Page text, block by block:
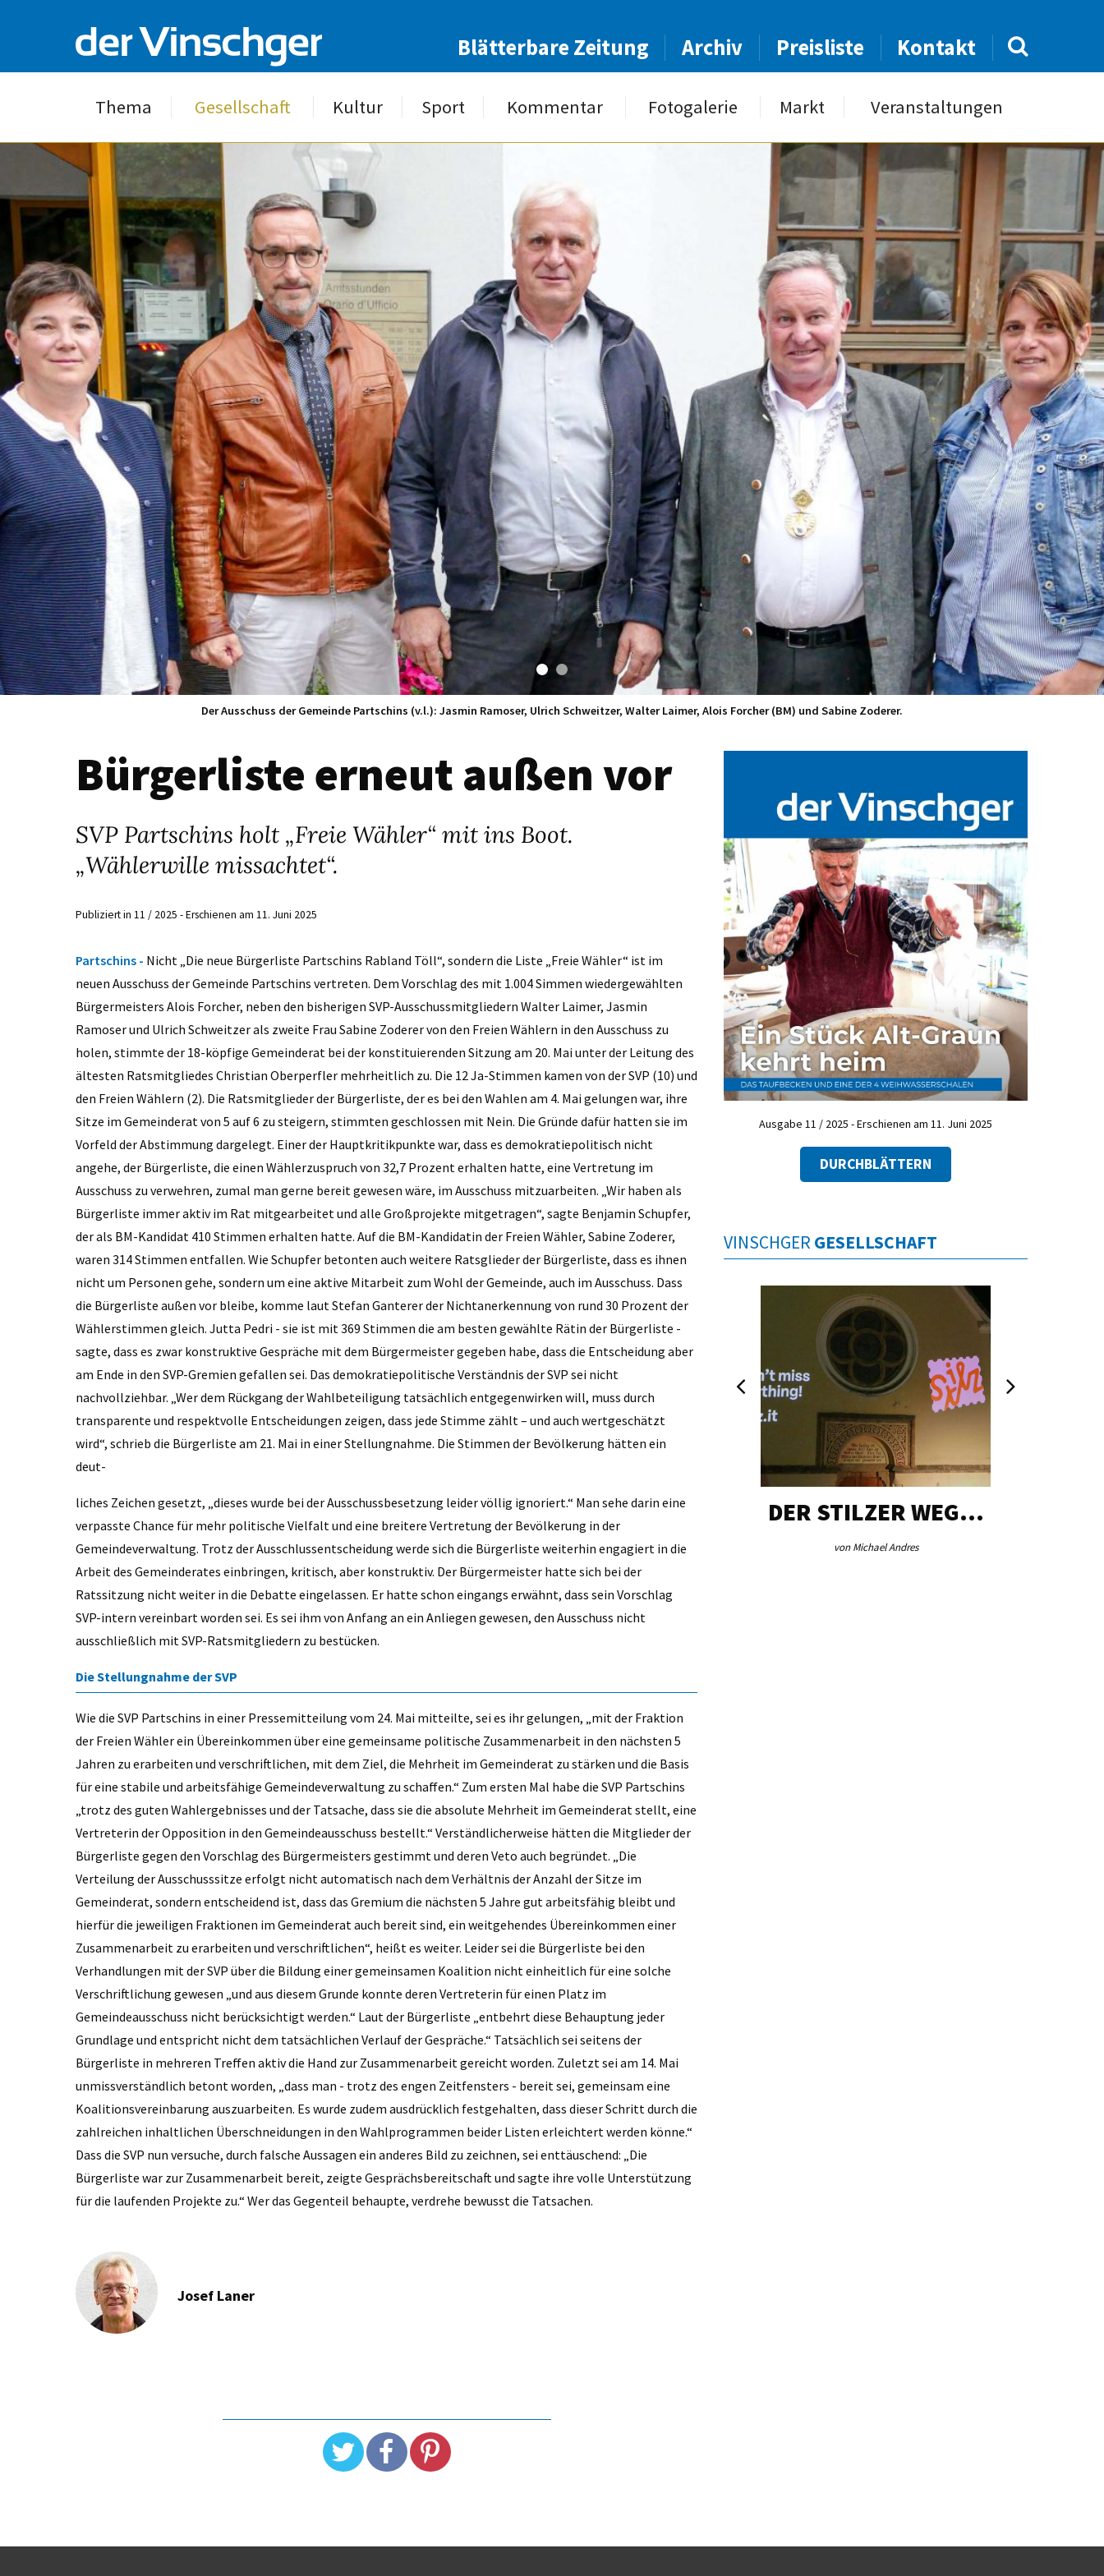
Blätterbare Zeitung Archiv Preisliste Kontakt
Thema Gesellschaft Kultur Sport Kommentar Fotogalerie Markt Veranstaltungen
Der Ausschuss der Gemeinde Partschins (v.l.): Jasmin Ramoser, Ulrich Schweitzer, Walter Laimer, Alois Forcher (BM) und Sabine Zoderer.
Bürgerliste erneut außen vor
SVP Partschins holt „Freie Wähler“ mit ins Boot.
„Wählerwille missachtet“.
Publiziert in 11 / 2025 - Erschienen am 11. Juni 2025
Partschins - Nicht „Die neue Bürgerliste Partschins Rabland Töll“, sondern die Liste „Freie Wähler“ ist im
neuen Ausschuss der Gemeinde Partschins vertreten. Dem Vorschlag des mit 1.004 Simmen wiedergewählten
Bürgermeisters Alois Forcher, neben den bisherigen SVP-Ausschussmitgliedern Walter Laimer, Jasmin
Ramoser und Ulrich Schweitzer als zweite Frau Sabine Zoderer von den Freien Wählern in den Ausschuss zu
holen, stimmte der 18-köpfige Gemeinderat bei der konstituierenden Sitzung am 20. Mai unter der Leitung des
ältesten Ratsmitgliedes Christian Oberperfler mehrheitlich zu. Die 12 Ja-Stimmen kamen von der SVP (10) und
den Freien Wählern (2). Die Ratsmitglieder der Bürgerliste, der es bei den Wahlen am 4. Mai gelungen war, ihre
Sitze im Gemeinderat von 5 auf 6 zu steigern, stimmten geschlossen mit Nein. Die Gründe dafür hatten sie im
Vorfeld der Abstimmung dargelegt. Einer der Hauptkritikpunkte war, dass es demokratiepolitisch nicht
angehe, der Bürgerliste, die einen Wählerzuspruch von 32,7 Prozent erhalten hatte, eine Vertretung im
Ausschuss zu verwehren, zumal man gerne bereit gewesen wäre, im Ausschuss mitzuarbeiten. „Wir haben als
Bürgerliste immer aktiv im Rat mitgearbeitet und alle Großprojekte mitgetragen“, sagte Benjamin Schupfer,
der als BM-Kandidat 410 Stimmen erhalten hatte. Auf die BM-Kandidatin der Freien Wähler, Sabine Zoderer,
waren 314 Stimmen entfallen. Wie Schupfer betonten auch weitere Ratsglieder der Bürgerliste, dass es ihnen
nicht um Personen gehe, sondern um eine aktive Mitarbeit zum Wohl der Gemeinde, auch im Ausschuss. Dass
die Bürgerliste außen vor bleibe, komme laut Stefan Ganterer der Nichtanerkennung von rund 30 Prozent der
Wählerstimmen gleich. Jutta Pedri - sie ist mit 369 Stimmen die am besten gewählte Rätin der Bürgerliste -
sagte, dass es zwar konstruktive Gespräche mit dem Bürgermeister gegeben habe, dass die Entscheidung aber
am Ende in den SVP-Gremien gefallen sei. Das demokratiepolitische Verständnis der SVP sei nicht
nachvollziehbar. „Wer dem Rückgang der Wahlbeteiligung tatsächlich entgegenwirken will, muss durch
transparente und respektvolle Entscheidungen zeigen, dass jede Stimme zählt – und auch wertgeschätzt
wird“, schrieb die Bürgerliste am 21. Mai in einer Stellungnahme. Die Stimmen der Bevölkerung hätten ein
deut-
liches Zeichen gesetzt, „dieses wurde bei der Ausschussbesetzung leider völlig ignoriert.“ Man sehe darin eine
verpasste Chance für mehr politische Vielfalt und eine breitere Vertretung der Bevölkerung in der
Gemeindeverwaltung. Trotz der Ausschlussentscheidung werde sich die Bürgerliste weiterhin engagiert in die
Arbeit des Gemeinderates einbringen, kritisch, aber konstruktiv. Der Bürgermeister hatte sich bei der
Ratssitzung nicht weiter in die Debatte eingelassen. Er hatte schon eingangs erwähnt, dass sein Vorschlag
SVP-intern vereinbart worden sei. Es sei ihm von Anfang an ein Anliegen gewesen, den Ausschuss nicht
ausschließlich mit SVP-Ratsmitgliedern zu bestücken.
Die Stellungnahme der SVP
Wie die SVP Partschins in einer Pressemitteilung vom 24. Mai mitteilte, sei es ihr gelungen, „mit der Fraktion
der Freien Wähler ein Übereinkommen über eine gemeinsame politische Zusammenarbeit in den nächsten 5
Jahren zu erarbeiten und verschriftlichen, mit dem Ziel, die Mehrheit im Gemeinderat zu stärken und die Basis
für eine stabile und arbeitsfähige Gemeindeverwaltung zu schaffen.“ Zum ersten Mal habe die SVP Partschins
„trotz des guten Wahlergebnisses und der Tatsache, dass sie die absolute Mehrheit im Gemeinderat stellt, eine
Vertreterin der Opposition in den Gemeindeausschuss bestellt.“ Verständlicherweise hätten die Mitglieder der
Bürgerliste gegen den Vorschlag des Bürgermeisters gestimmt und deren Veto auch begründet. „Die
Verteilung der Ausschusssitze erfolgt nicht automatisch nach dem Verhältnis der Anzahl der Sitze im
Gemeinderat, sondern entscheidend ist, dass das Gremium die nächsten 5 Jahre gut arbeitsfähig bleibt und
hierfür die jeweiligen Fraktionen im Gemeinderat auch bereit sind, ein weitgehendes Übereinkommen einer
Zusammenarbeit zu erarbeiten und verschriftlichen“, heißt es weiter. Leider sei die Bürgerliste bei den
Verhandlungen mit der SVP über die Bildung einer gemeinsamen Koalition nicht einheitlich für eine solche
Verschriftlichung gewesen „und aus diesem Grunde konnte deren Vertreterin für einen Platz im
Gemeindeausschuss nicht berücksichtigt werden.“ Laut der Bürgerliste „entbehrt diese Behauptung jeder
Grundlage und entspricht nicht dem tatsächlichen Verlauf der Gespräche.“ Tatsächlich sei seitens der
Bürgerliste in mehreren Treffen aktiv die Hand zur Zusammenarbeit gereicht worden. Zuletzt sei am 14. Mai
unmissverständlich betont worden, „dass man - trotz des engen Zeitfensters - bereit sei, gemeinsam eine
Koalitionsvereinbarung auszuarbeiten. Es wurde zudem ausdrücklich festgehalten, dass dieser Schritt durch die
zahlreichen inhaltlichen Überschneidungen in den Wahlprogrammen beider Listen erleichtert werden könne.“
Dass die SVP nun versuche, durch falsche Aussagen ein anderes Bild zu zeichnen, sei enttäuschend: „Die
Bürgerliste war zur Zusammenarbeit bereit, zeigte Gesprächsbereitschaft und sagte ihre volle Unterstützung
für die laufenden Projekte zu.“ Wer das Gegenteil behaupte, verdrehe bewusst die Tatsachen.
Josef Laner
Ausgabe 11 / 2025 - Erschienen am 11. Juni 2025
DURCHBLÄTTERN
VINSCHGER GESELLSCHAFT
DER STILZER WEG…
von Michael Andres